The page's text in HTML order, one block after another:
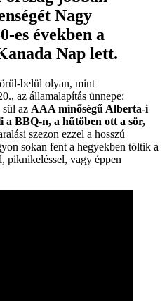
Nagy
es években a
Nap lett.
belül olyan, mint
az államalapítás ünnepe:
sül az AAA minőségű Alberta-i
a BBQ-n, a hűtőben ott a sör,
szezon ezzel a hosszú
sokan fent a hegyekben töltik a
piknikeléssel, vagy éppen